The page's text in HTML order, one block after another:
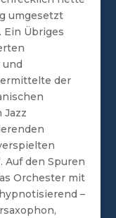
umgesetzt
Ein Übriges
und
der
Jazz
Auf den Spuren
Orchester mit
–